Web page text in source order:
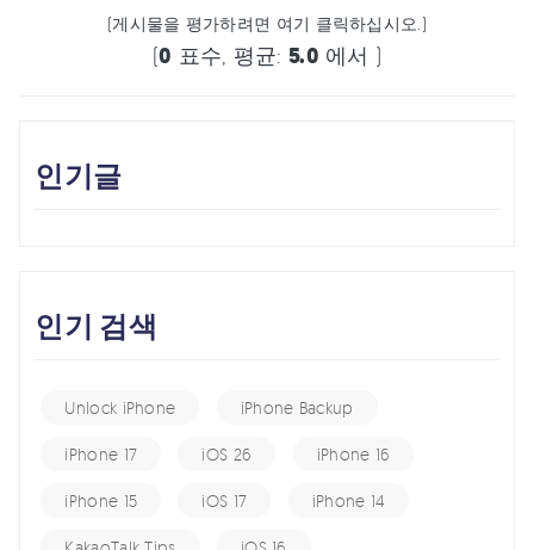
(게시물을 평가하려면 여기 클릭하십시오.)
(0 표수, 평균: 5.0 에서 )
인기글
인기 검색
Unlock iPhone iPhone Backup
iPhone 17 iOS 26 iPhone 16
iPhone 15 iOS 17 iPhone 14